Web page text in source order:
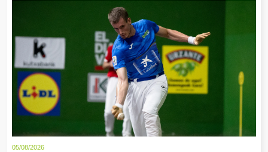
05/08/2026